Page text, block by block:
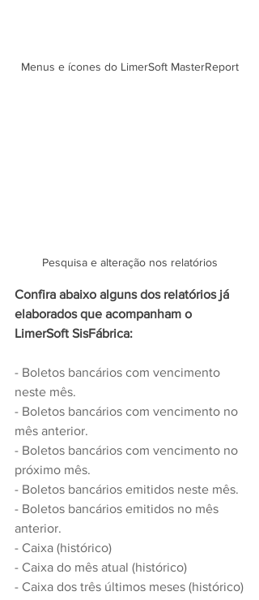
Menus e ícones do LimerSoft MasterReport
Pesquisa e alteração nos relatórios
Confira abaixo alguns dos relatórios já
elaborados que acompanham o
LimerSoft SisFábrica:
- Boletos bancários com vencimento
neste mês.
- Boletos bancários com vencimento no
mês anterior.
- Boletos bancários com vencimento no
próximo mês.
- Boletos bancários emitidos neste mês.
- Boletos bancários emitidos no mês
anterior.
- Caixa (histórico)
- Caixa do mês atual (histórico)
- Caixa dos três últimos meses (histórico)